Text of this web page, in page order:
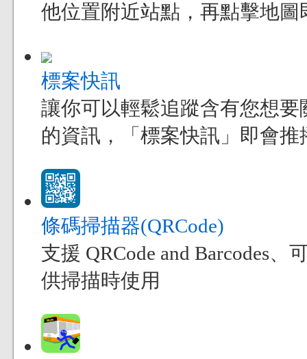
他位置附近站點，再點擊地圖
標案快訊
讓你可以輕鬆追蹤含有您想
的資訊，「標案快訊」即會推
條碼掃描器(QRCode)
支援 QRCode and Barcodes
供掃描時使用